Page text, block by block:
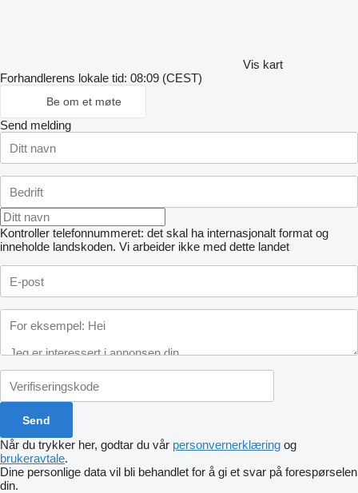
Vis kart
Forhandlerens lokale tid: 08:09 (CEST)
Be om et møte
Send melding
Kontroller telefonnummeret: det skal ha internasjonalt format og
inneholde landskoden. Vi arbeider ikke med dette landet
Når du trykker her, godtar du vår personvernerklæring og
brukeravtale.
Dine personlige data vil bli behandlet for å gi et svar på forespørselen
din.